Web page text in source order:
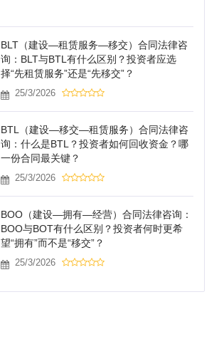
BLT（建设—租赁服务—移交）合同法律咨
询：BLT与BTL有什么区别？投资者应选
择“先租赁服务”还是“先移交”？
25/3/2026
BTL（建设—移交—租赁服务）合同法律咨
询：什么是BTL？投资者如何回收资金？哪
一份合同最关键？
25/3/2026
BOO（建设—拥有—经营）合同法律咨询：
BOO与BOT有什么区别？投资者何时更希
望“拥有”而不是“移交”？
25/3/2026